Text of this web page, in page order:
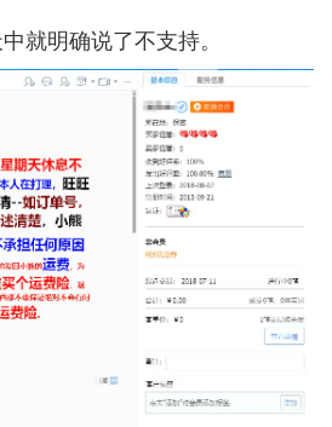
就明确说了不支持。